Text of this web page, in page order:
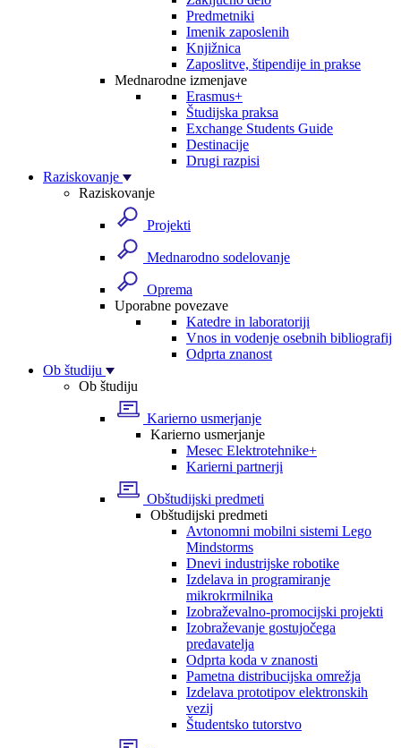
Predmetniki
Imenik zaposlenih
Knjižnica
Zaposlitve, štipendije in prakse
Mednarodne izmenjave
Erasmus+
Študijska praksa
Exchange Students Guide
Destinacije
Drugi razpisi
Raziskovanje
Raziskovanje
Projekti
Mednarodno sodelovanje
Oprema
Uporabne povezave
Katedre in laboratoriji
Vnos in vodenje osebnih bibliografij
Odprta znanost
Ob študiju
Ob študiju
Karierno usmerjanje
Karierno usmerjanje
Mesec Elektrotehnike+
Karierni partnerji
Obštudijski predmeti
Obštudijski predmeti
Avtonomni mobilni sistemi Lego
Mindstorms
Dnevi industrijske robotike
Izdelava in programiranje
mikrokrmilnika
Izobraževalno-promocijski projekti
Izobraževanje gostujočega
predavatelja
Odprta koda v znanosti
Pametna distribucijska omrežja
Izdelava prototipov elektronskih
vezij
Študentsko tutorstvo